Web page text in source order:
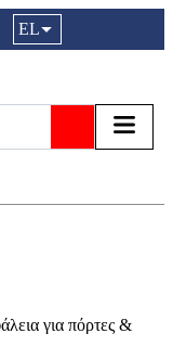
a11y.languageSelection:
EL
για πόρτες &